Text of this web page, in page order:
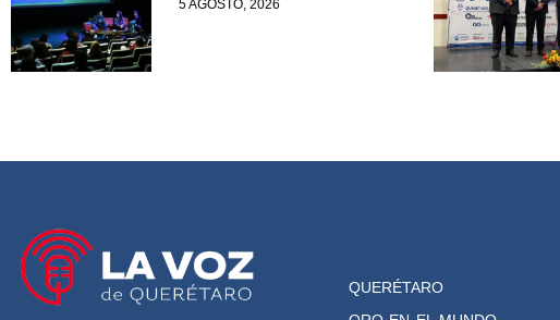
5 AGOSTO, 2026
QUERÉTARO